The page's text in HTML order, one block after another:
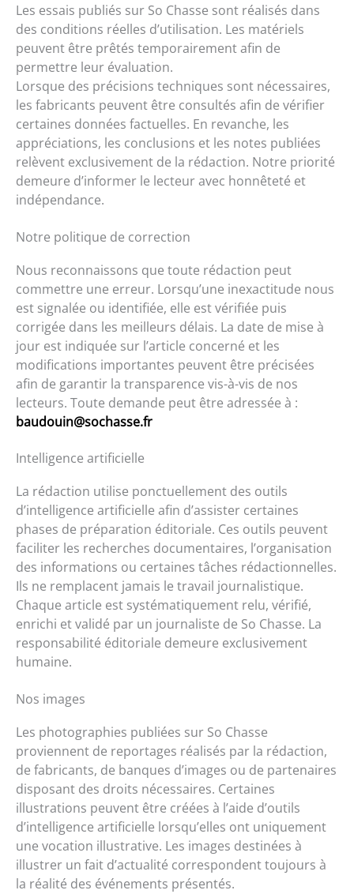
Les essais publiés sur So Chasse sont réalisés dans
des conditions réelles d’utilisation. Les matériels
peuvent être prêtés temporairement afin de
permettre leur évaluation.
Lorsque des précisions techniques sont nécessaires,
les fabricants peuvent être consultés afin de vérifier
certaines données factuelles. En revanche, les
appréciations, les conclusions et les notes publiées
relèvent exclusivement de la rédaction. Notre priorité
demeure d’informer le lecteur avec honnêteté et
indépendance.
Notre politique de correction
Nous reconnaissons que toute rédaction peut
commettre une erreur. Lorsqu’une inexactitude nous
est signalée ou identifiée, elle est vérifiée puis
corrigée dans les meilleurs délais. La date de mise à
jour est indiquée sur l’article concerné et les
modifications importantes peuvent être précisées
afin de garantir la transparence vis-à-vis de nos
lecteurs. Toute demande peut être adressée à :
baudouin@sochasse.fr
Intelligence artificielle
La rédaction utilise ponctuellement des outils
d’intelligence artificielle afin d’assister certaines
phases de préparation éditoriale. Ces outils peuvent
faciliter les recherches documentaires, l’organisation
des informations ou certaines tâches rédactionnelles.
Ils ne remplacent jamais le travail journalistique.
Chaque article est systématiquement relu, vérifié,
enrichi et validé par un journaliste de So Chasse. La
responsabilité éditoriale demeure exclusivement
humaine.
Nos images
Les photographies publiées sur So Chasse
proviennent de reportages réalisés par la rédaction,
de fabricants, de banques d’images ou de partenaires
disposant des droits nécessaires. Certaines
illustrations peuvent être créées à l’aide d’outils
d’intelligence artificielle lorsqu’elles ont uniquement
une vocation illustrative. Les images destinées à
illustrer un fait d’actualité correspondent toujours à
la réalité des événements présentés.